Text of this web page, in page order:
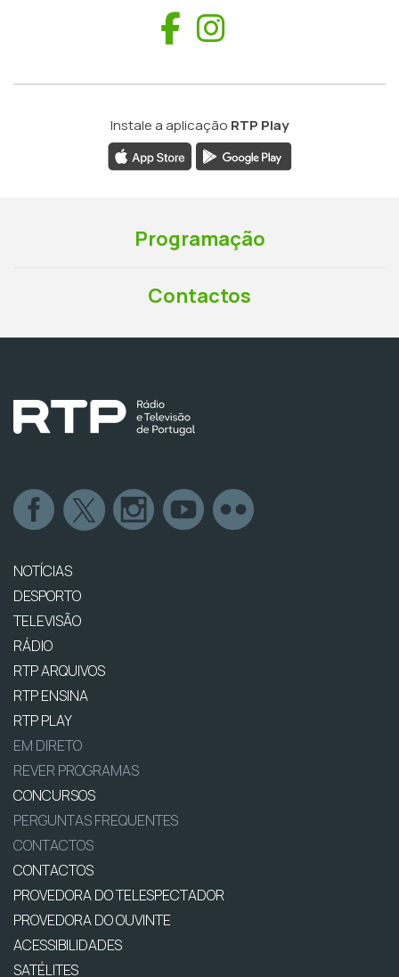
Facebook
Instale a aplicação RTP Play
Programação
Contactos
NOTÍCIAS
DESPORTO
TELEVISÃO
RÁDIO
RTP ARQUIVOS
RTP ENSINA
RTP PLAY
EM DIRETO
REVER PROGRAMAS
CONCURSOS
PERGUNTAS FREQUENTES
CONTACTOS
CONTACTOS
PROVEDORA DO TELESPECTADOR
PROVEDORA DO OUVINTE
ACESSIBILIDADES
SATÉLITES